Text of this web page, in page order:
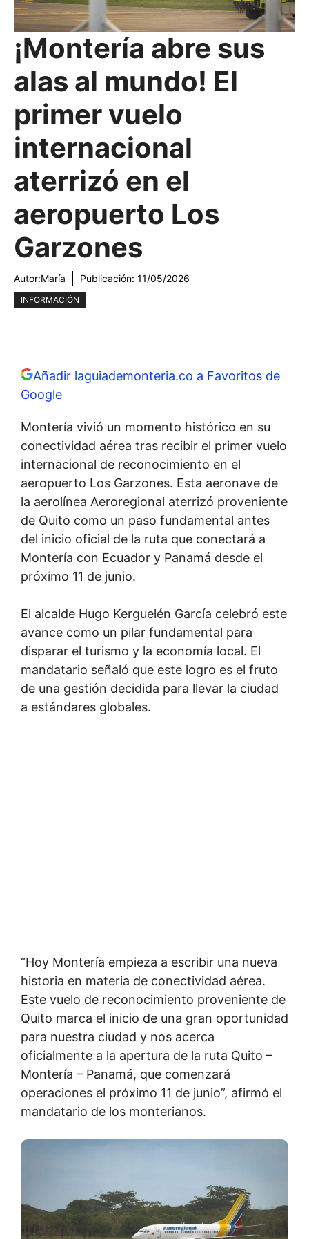
¡Montería abre sus
alas al mundo! El
primer vuelo
internacional
aterrizó en el
aeropuerto Los
Garzones
Autor:María Publicación: 11/05/2026
INFORMACIÓN
Añadir laguiademonteria.co a Favoritos de
Google
Montería vivió un momento histórico en su
conectividad aérea tras recibir el primer vuelo
internacional de reconocimiento en el
aeropuerto Los Garzones. Esta aeronave de
la aerolínea Aeroregional aterrizó proveniente
de Quito como un paso fundamental antes
del inicio oficial de la ruta que conectará a
Montería con Ecuador y Panamá desde el
próximo 11 de junio.
El alcalde Hugo Kerguelén García celebró este
avance como un pilar fundamental para
disparar el turismo y la economía local. El
mandatario señaló que este logro es el fruto
de una gestión decidida para llevar la ciudad
a estándares globales.
“Hoy Montería empieza a escribir una nueva
historia en materia de conectividad aérea.
Este vuelo de reconocimiento proveniente de
Quito marca el inicio de una gran oportunidad
para nuestra ciudad y nos acerca
oficialmente a la apertura de la ruta Quito –
Montería – Panamá, que comenzará
operaciones el próximo 11 de junio”, afirmó el
mandatario de los monterianos.